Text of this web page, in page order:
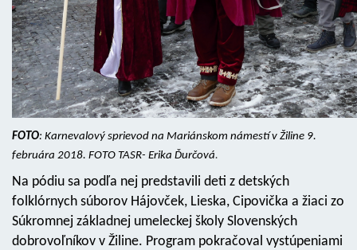
FOTO: Karnevalový sprievod na Mariánskom námestí v Žiline 9.
februára 2018. FOTO TASR- Erika Ďurčová.
Na pódiu sa podľa nej predstavili deti z detských
folklórnych súborov Hájovček, Lieska, Cipovička a žiaci zo
Súkromnej základnej umeleckej školy Slovenských
dobrovoľníkov v Žiline. Program pokračoval vystúpeniami